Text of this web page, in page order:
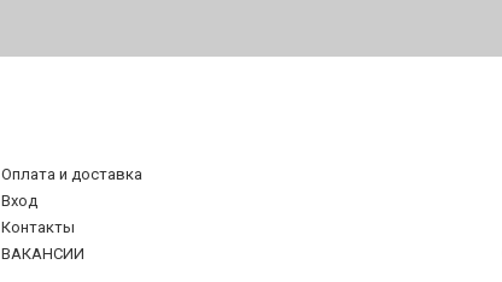
Оплата и доставка
Вход
Контакты
ВАКАНСИИ